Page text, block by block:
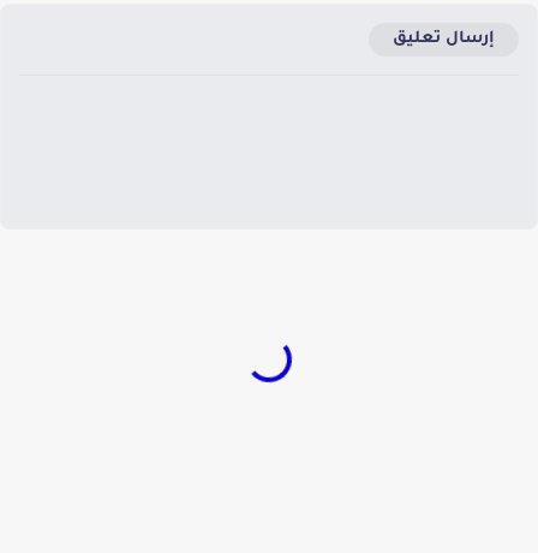
إرسال تعليق